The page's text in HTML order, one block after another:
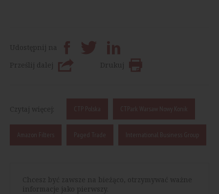
Udostępnij na
Prześlij dalej
Drukuj
Czytaj więcej: CTP Polska CTPark Warsaw Nowy Konik
Amazon Filters Paged Trade International Business Group
Chcesz być zawsze na bieżąco, otrzymywać ważne
informacje jako pierwszy.